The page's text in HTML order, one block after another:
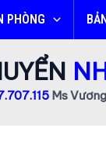
PHÒNG
Ms Vương